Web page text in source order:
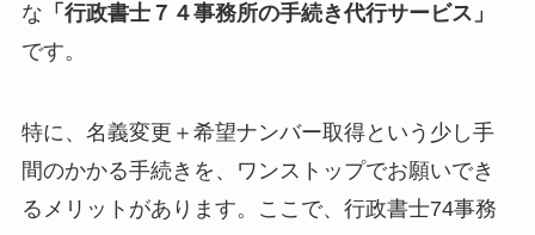
な 「行政書士７４事務所の手続き代行サービス」
です。
特に、名義変更＋希望ナンバー取得という少し手
間のかかる手続きを、ワンストップでお願いでき
るメリットがあります。ここで、行政書士74事務